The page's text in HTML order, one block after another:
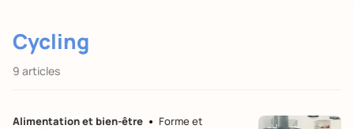
Cycling
9 articles
Alimentation et bien-être
Forme et